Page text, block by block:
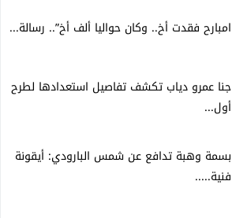
امبارح فقدت أخ.. وكان حواليا ألف أخ”.. رسالة...
جنا عمرو دياب تكشف تفاصيل استعدادها لطرح
أول...
بسمة وهبة تدافع عن شمس البارودي: أيقونة
فنية.....